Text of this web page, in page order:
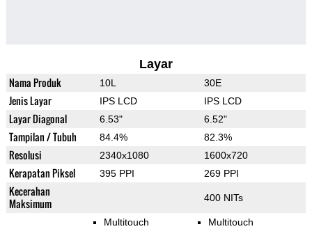
Layar
Nama Produk 10L 30E
Jenis Layar IPS LCD IPS LCD
Layar Diagonal 6.53" 6.52"
Tampilan / Tubuh 84.4% 82.3%
Resolusi 2340x1080 1600x720
Kerapatan Piksel 395 PPI 269 PPI
Kecerahan
Maksimum
400 NITs
Multitouch Multitouch